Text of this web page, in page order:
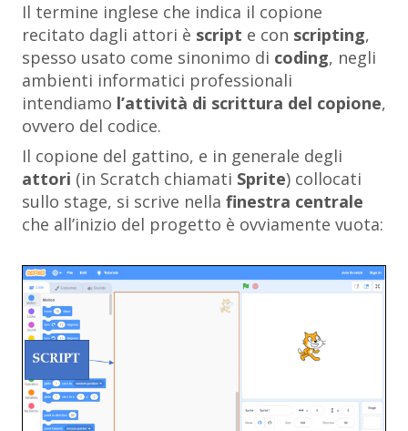
Il termine inglese che indica il copione
recitato dagli attori è script e con scripting,
spesso usato come sinonimo di coding, negli
ambienti informatici professionali
intendiamo l’attività di scrittura del copione,
ovvero del codice.
Il copione del gattino, e in generale degli
attori (in Scratch chiamati Sprite) collocati
sullo stage, si scrive nella finestra centrale
che all’inizio del progetto è ovviamente vuota: